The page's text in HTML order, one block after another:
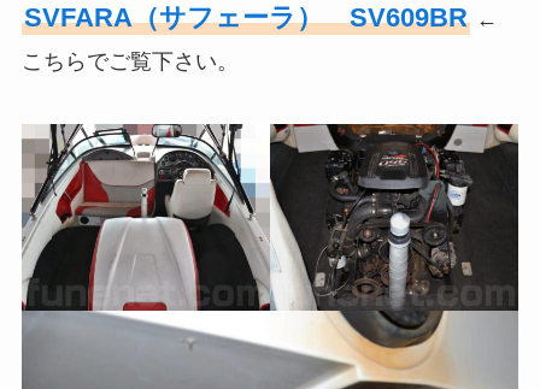
SVFARA（サフェーラ） SV609BR←
こちらでご覧下さい。